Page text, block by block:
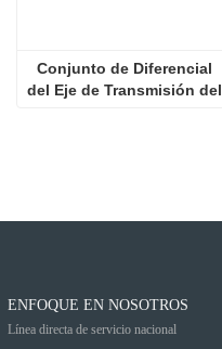
Conjunto de Diferencial
del Eje de Transmisión del
ENFOQUE EN NOSOTROS
Línea directa de servicio nacional